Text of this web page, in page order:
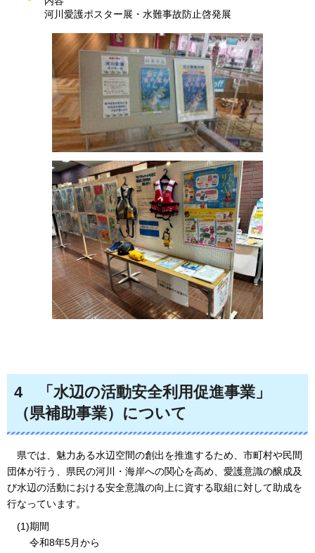
河川愛護ポスター展・水難事故防止啓発展
4
「水辺の活動安全利用促進事業」
（県補助事業）について
県では、 魅力ある水辺空間の創出を推進するため、市町村や民間
団体が行う、県民の河川・海岸への関心を高め、愛護意識の醸成及
び水辺の活動における安全意識の向上に資する取組に対して助成を
行なっています。
(1)期間
令和8年5月から